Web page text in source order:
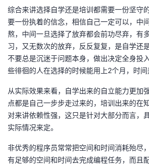
综合来讲选择自学还是培训都需要一份坚守
要一份执着的信念，相信自己一定可以，中
熬，中间一旦选择了放弃都会前功尽弃，有
习，又无数次的放弃，反反复复，是自学还
不要总是沉迷于问题本身，做出决定全身投
些徘徊的人在选择的时候能用上2个月，时间
从实际效果来看，自学出来的自立能力更加
点都是自己一步步走过来的，培训出来的在
对来讲依赖性强，这只是针对大部分而言，
实际情况来定。
非优秀的程序员常常把空间和时间消耗殆尽
有足够的空间和时间去完成编程任务，而且